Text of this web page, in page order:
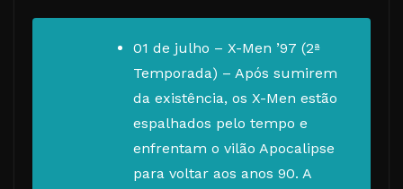
01 de julho – X-Men ’97 (2ª
Temporada) – Após sumirem
da existência, os X-Men estão
espalhados pelo tempo e
enfrentam o vilão Apocalipse
para voltar aos anos 90. A